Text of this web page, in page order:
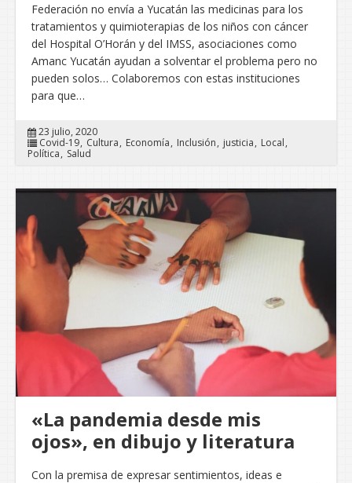
Federación no envía a Yucatán las medicinas para los
tratamientos y quimioterapias de los niños con cáncer
del Hospital O’Horán y del IMSS, asociaciones como
Amanc Yucatán ayudan a solventar el problema pero no
pueden solos… Colaboremos con estas instituciones
para que…
23 julio, 2020
Covid-19 Cultura Economía Inclusión justicia
Local
Política
Salud
«La pandemia desde mis
ojos», en dibujo y literatura
Con la premisa de expresar sentimientos, ideas e